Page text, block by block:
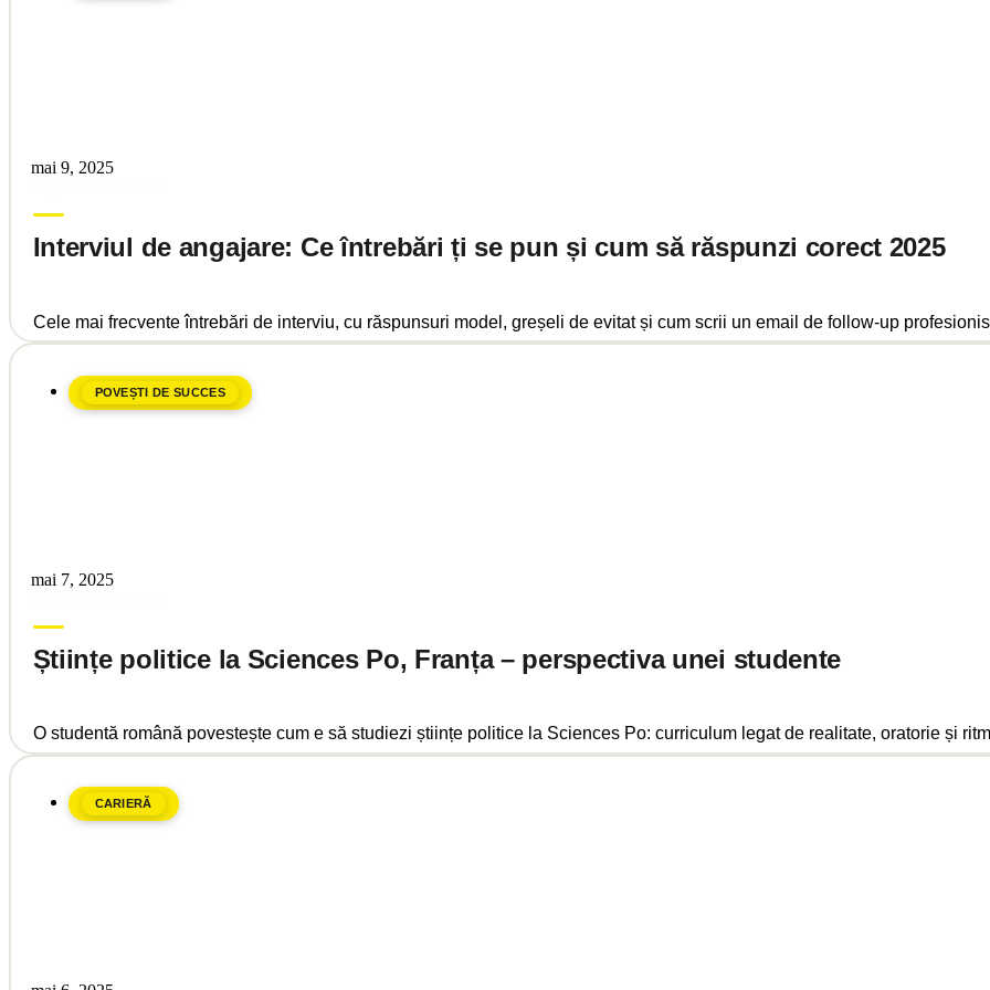
mai 9, 2025
Interviul de angajare: Ce întrebări ți se pun și cum să răspunzi corect 2025
Cele mai frecvente întrebări de interviu, cu răspunsuri model, greșeli de evitat și cum scrii un email de follow-up
POVEȘTI DE SUCCES
mai 7, 2025
Științe politice la Sciences Po, Franța – perspectiva unei studente
O studentă română povestește cum e să studiezi științe politice la Sciences Po: curriculum legat de realitate, oratorie și
CARIERĂ